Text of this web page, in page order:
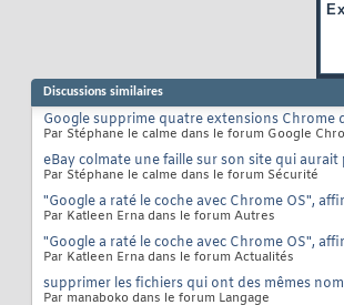
Discussions similaires
Google supprime quatre extensions Chrome
Par Stéphane le calme dans le forum Google
eBay colmate une faille sur son site qui
Par Stéphane le calme dans le forum Sécurité
"Google a raté le coche avec Chrome OS",
Par Katleen Erna dans le forum Autres
"Google a raté le coche avec Chrome OS",
Par Katleen Erna dans le forum Actualités
supprimer les fichiers qui ont des mêmes
Par manaboko dans le forum Langage